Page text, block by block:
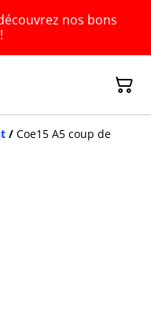
nos bons
/ Coe15 A5 coup de